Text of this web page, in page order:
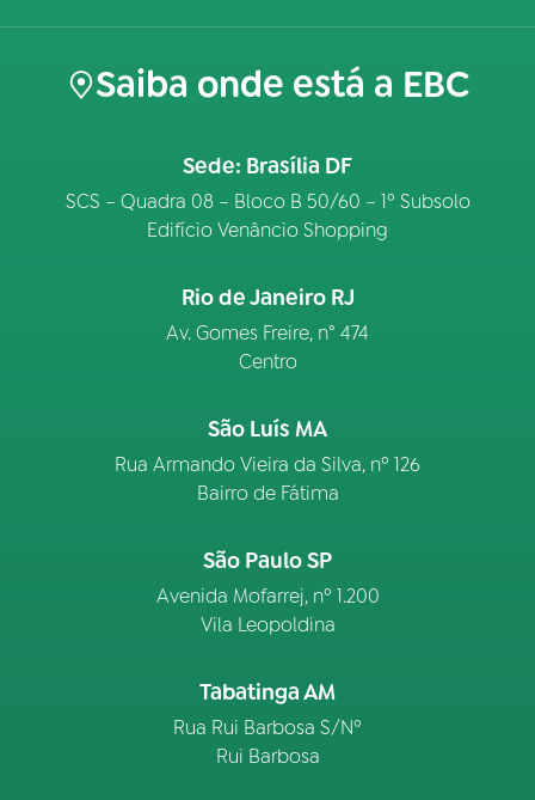
Saiba onde está a EBC
Sede: Brasília DF
SCS – Quadra 08 – Bloco B 50/60 – 1º Subsolo
Edifício Venâncio Shopping
Rio de Janeiro RJ
Av. Gomes Freire, n° 474
Centro
São Luís MA
Rua Armando Vieira da Silva, nº 126
Bairro de Fátima
São Paulo SP
Avenida Mofarrej, nº 1.200
Vila Leopoldina
Tabatinga AM
Rua Rui Barbosa S/Nº
Rui Barbosa